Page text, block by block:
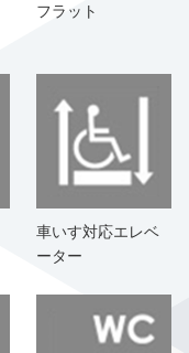
フラット
車いす対応エレベ
ーター